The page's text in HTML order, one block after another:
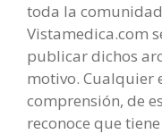
toda la
Vistamedica.com
publicar dichos
motivo. Cualquier
comprensión, de
reconoce que